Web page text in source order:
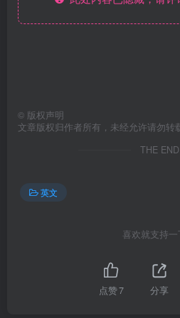
© 版权声明
文章版权归作者所有，未经允许请勿转
THE END
英文
喜欢就支持
点赞7 分享